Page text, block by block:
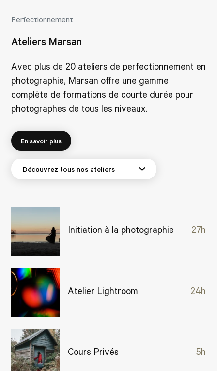
Perfectionnement
Ateliers Marsan
Avec plus de 20 ateliers de perfectionnement en
photographie, Marsan offre une gamme
complète de formations de courte durée pour
photographes de tous les niveaux.
En savoir plus
Initiation à la photographie 27h
Atelier Lightroom 24h
Cours Privés 5h